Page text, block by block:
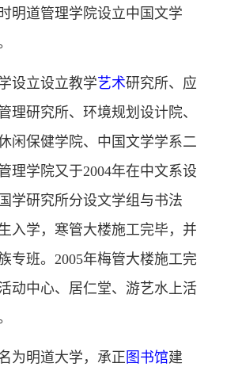
明道管理学院设立中国文学
设立设立教学艺术研究所、应
理研究所、环境规划设计院、
闲保健学院、中国文学学系二
理学院又于2004年在中文系设
国学研究所分设文学组与书法
入学，寒管大楼施工完毕，并
专班。 2005年梅管大楼施工完
动中心、居仁堂、游艺水上活
为明道大学 ，承正 图书馆建